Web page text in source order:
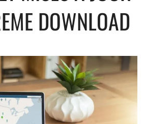
DOWNLOAD